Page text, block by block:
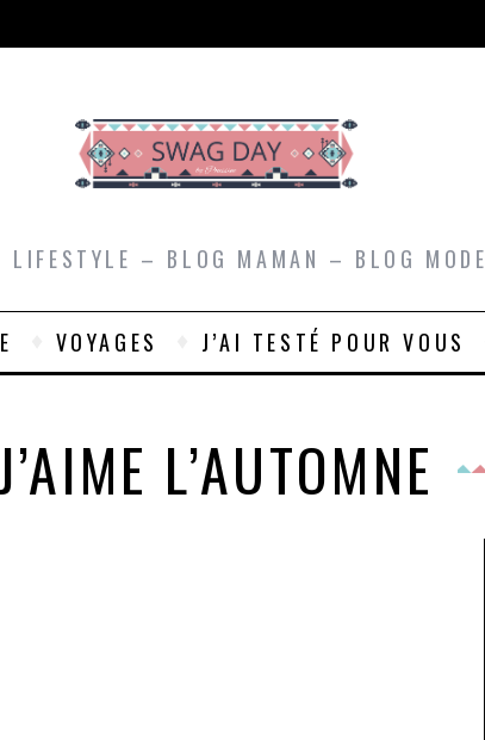
LIFESTYLE – BLOG MAMAN – BLOG MODE
VOYAGES J’AI TESTÉ POUR VOUS
L’AUTOMNE